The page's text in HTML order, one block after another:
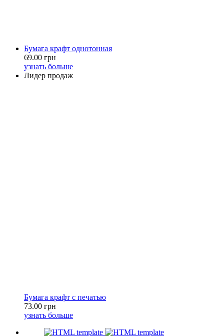
Бумага крафт однотонная
69.00 грн
узнать больше
Лидер продаж
Бумага крафт с печатью
73.00 грн
узнать больше